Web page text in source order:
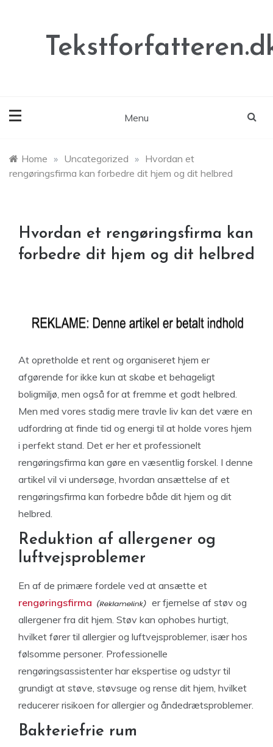
Menu
Home » Uncategorized » Hvordan et
rengøringsfirma kan forbedre dit hjem og dit helbred
Hvordan et rengøringsfirma kan
forbedre dit hjem og dit helbred
At opretholde et rent og organiseret hjem er
afgørende for ikke kun at skabe et behageligt
boligmiljø, men også for at fremme et godt helbred.
Men med vores stadig mere travle liv kan det være en
udfordring at finde tid og energi til at holde vores hjem
i perfekt stand. Det er her et professionelt
rengøringsfirma kan gøre en væsentlig forskel. I denne
artikel vil vi undersøge, hvordan ansættelse af et
rengøringsfirma kan forbedre både dit hjem og dit
helbred.
Reduktion af allergener og
luftvejsproblemer
En af de primære fordele ved at ansætte et
rengøringsfirma
er fjernelse af støv og
allergener fra dit hjem. Støv kan ophobes hurtigt,
hvilket fører til allergier og luftvejsproblemer, især hos
følsomme personer. Professionelle
rengøringsassistenter har ekspertise og udstyr til
grundigt at støve, støvsuge og rense dit hjem, hvilket
reducerer risikoen for allergier og åndedrætsproblemer.
Bakteriefrie rum